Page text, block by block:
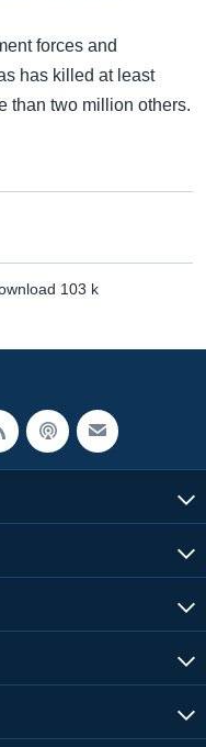
forces and
has killed at least
than two million others.
103 k